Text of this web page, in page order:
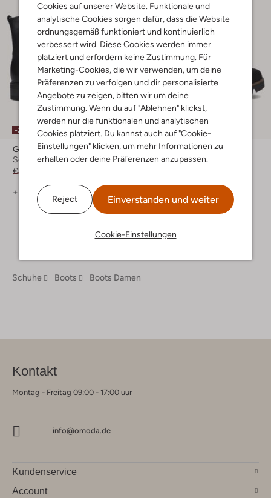
Cookies auf unserer Website. Funktionale und
analytische Cookies sorgen dafür, dass die Website
ordnungsgemäß funktioniert und kontinuierlich
verbessert wird. Diese Cookies werden immer
platziert und erfordern keine Zustimmung. Für
Marketing-Cookies, die wir verwenden, um deine
Präferenzen zu verfolgen und dir personalisierte
Angebote zu zeigen, bitten wir um deine
Zustimmung. Wenn du auf "Ablehnen" klickst,
werden nur die funktionalen und analytischen
Cookies platziert. Du kannst auch auf "Cookie-
Einstellungen" klicken, um mehr Informationen zu
erhalten oder deine Präferenzen anzupassen.
Reject Einverstanden und weiter
Cookie-Einstellungen
-20%
Gabor
Schnürboots
€ 139,99
+ mehr farben
-30%
Gabor
Schnürboots
Schuhe Boots Boots Damen
Kontakt
Montag - Freitag 09:00 - 17:00 uur
info@omoda.de
Kundenservice
Account